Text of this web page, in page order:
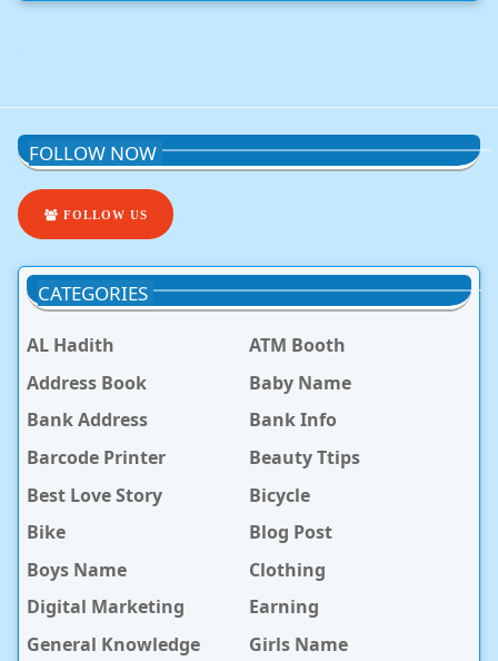
FOLLOW NOW
FOLLOW US
CATEGORIES
AL Hadith
ATM Booth
Address Book
Baby Name
Bank Address
Bank Info
Barcode Printer
Beauty Ttips
Best Love Story
Bicycle
Bike
Blog Post
Boys Name
Clothing
Digital Marketing
Earning
General Knowledge
Girls Name